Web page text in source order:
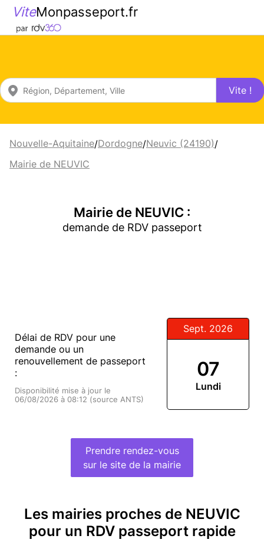
ViteMonpasseport.fr
Vite !
Nouvelle-Aquitaine/Dordogne/Neuvic (24190)/
Mairie de NEUVIC
Mairie de NEUVIC :
demande de RDV passeport
Délai de RDV pour une
demande ou un
renouvellement de passeport
:
Disponibilité mise à jour le
06/08/2026 à 08:12 (source ANTS)
Sept. 2026
07
Lundi
Prendre rendez-vous
sur le site de la mairie
Les mairies proches de NEUVIC
pour un RDV passeport rapide